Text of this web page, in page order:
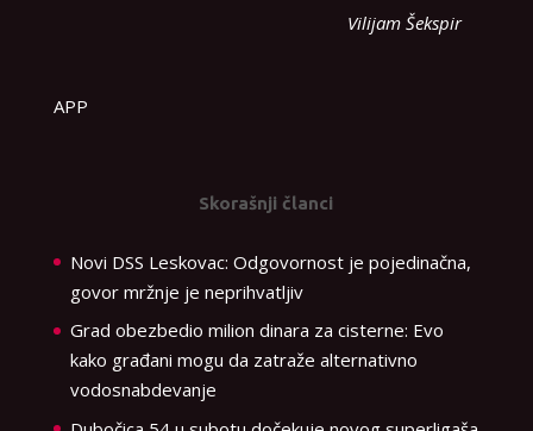
Vilijam Šekspir
APP
Skorašnji članci
Novi DSS Leskovac: Odgovornost je pojedinačna,
govor mržnje je neprihvatljiv
Grad obezbedio milion dinara za cisterne: Evo
kako građani mogu da zatraže alternativno
vodosnabdevanje